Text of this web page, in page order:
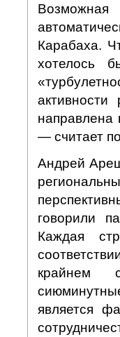
Карабаха.
хотелось
направлена
— считает
Андрей
говорили
Каждая
крайнем
является